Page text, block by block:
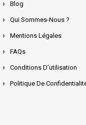
Blog
Qui Sommes-Nous ?
Mentions Légales
FAQs
Conditions D’utilisation
Politique De